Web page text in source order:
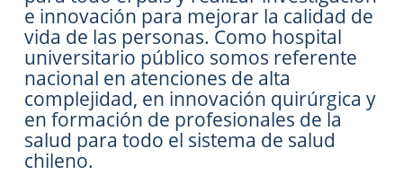
e innovación para mejorar la calidad de
vida de las personas. Como hospital
universitario público somos referente
nacional en atenciones de alta
complejidad, en innovación quirúrgica y
en formación de profesionales de la
salud para todo el sistema de salud
chileno.